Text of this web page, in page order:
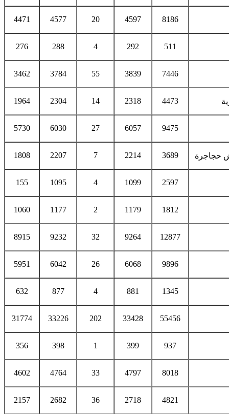
8186
4597
20
4577
4471
511
292
4
288
276
7446
3839
55
3784
3462
4473
2318
14
2304
1964
9475
6057
27
6030
5730
حجاجرة 3689
2214
7
2207
1808
2597
1099
4
1095
155
1812
1179
2
1177
1060
12877
9264
32
9232
8915
9896
6068
26
6042
5951
1345
881
4
877
632
55456
33428
202
33226
31774
937
399
1
398
356
8018
4797
33
4764
4602
4821
2718
36
2682
2157